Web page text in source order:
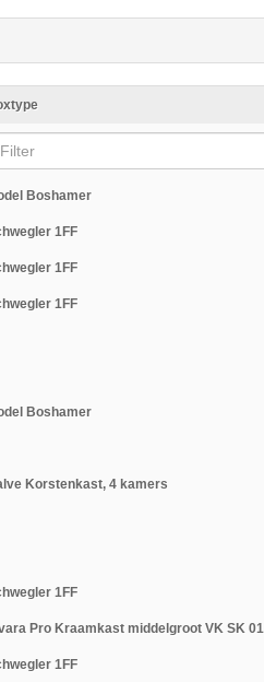
Filter
Boshamer
1FF
1FF
1FF
Boshamer
Korstenkast, 4 kamers
1FF
Pro Kraamkast middelgroot VK SK 01
1FF